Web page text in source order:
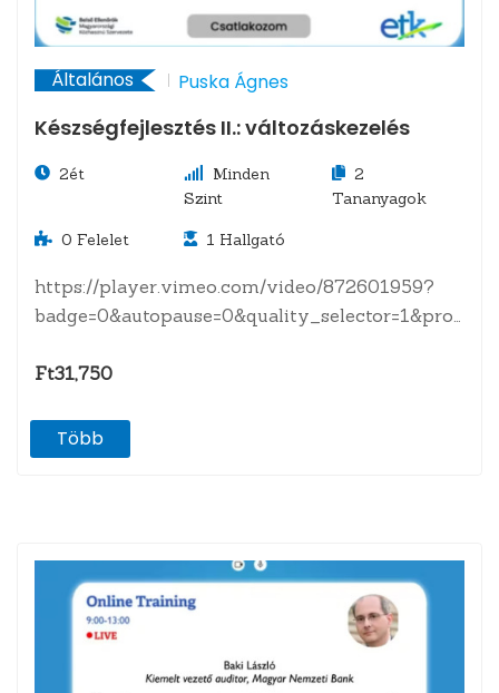
Általános Puska Ágnes
Készségfejlesztés II.: változáskezelés
2ét
Minden
Szint
2
Tananyagok
0 Felelet 1 Hallgató
https://player.vimeo.com/video/872601959?
vannak? Hogyan éljünk, dolgozzunk, fejlődjünk
Ft31,750
Több